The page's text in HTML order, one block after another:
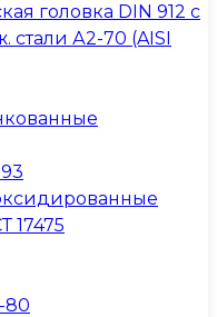
головка DIN 912 с
стали А2-70 (AISI
17475
80